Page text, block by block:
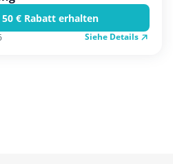
50 € Rabatt erhalten
Siehe Details